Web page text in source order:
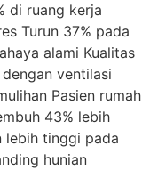
di ruang kerja
Turun 37% pada
alami Kualitas
ventilasi
Pasien rumah
43% lebih
lebih tinggi pada
hunian